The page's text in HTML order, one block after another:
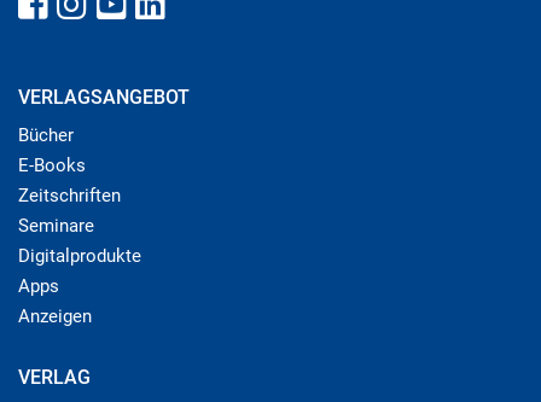
VERLAGSANGEBOT
Bücher
E-Books
Zeitschriften
Seminare
Digitalprodukte
Apps
Anzeigen
VERLAG